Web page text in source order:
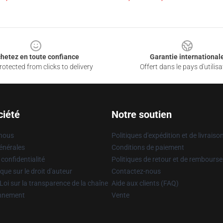
en toute confiance
from clicks to delivery
Garantie
Offert dans le pays
sur le droit d'auteur
sur la transparence de la chaîne
Notre soutien
Politiques d'expédition et de
Conditions de paiement
Politiques de retour et de
Contactez-nous
Aide aux clients (FAQ)
Vente